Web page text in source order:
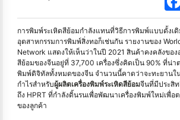
การพิมพ์ระเหิดสีย้อมกำลังแทนที่วิธีการพิมพ์แบบดั้งเ
อุตสาหกรรมการพิมพ์สิ่งทอก็เช่นกัน รายงานของ
Network แสดงให้เห็นว่าในปี 2021 สินค้าคงคลังขอ
สีย้อมของจีนอยู่ที่ 37,700 เครื่องซึ่งคิดเป็น 90% ที่น่
พิมพ์ดิจิทัลทั้งหมดของจีน จำนวนนี้คาดว่าจะทะยานใ
กำไรสำหรับผู้ผลิตเครื่องพิมพ์ระเหิดสีย้อมจีนที่มีประสิ
ถึง HPRT ที่กำลังดิ้นรนเพื่อพัฒนาเครื่องพิมพ์ใหม่เพื่อ
ของลูกค้า